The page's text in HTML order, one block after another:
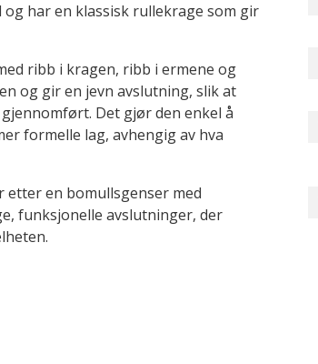
har en klassisk rullekrage som gir
ribb i kragen, ribb i ermene og
og gir en jevn avslutning, slik at
Det gjør den enkel å
formelle lag, avhengig av hva
etter en bomullsgenser med
funksjonelle avslutninger, der